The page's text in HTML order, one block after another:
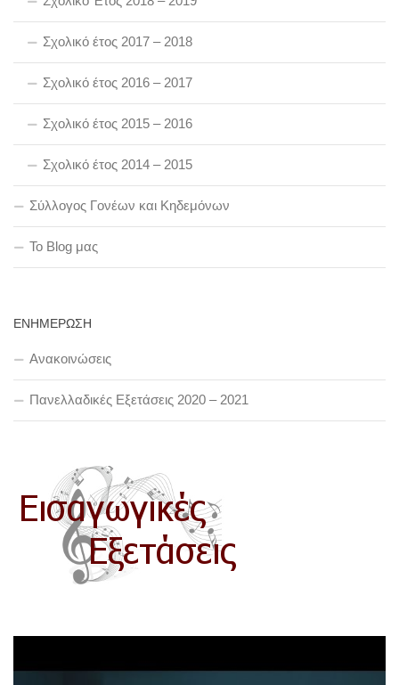
Σχολικό έτος 2017 – 2018
Σχολικό έτος 2016 – 2017
Σχολικό έτος 2015 – 2016
Σχολικό έτος 2014 – 2015
Σύλλογος Γονέων και Κηδεμόνων
To Blog μας
ΕΝΗΜΕΡΩΣΗ
Ανακοινώσεις
Πανελλαδικές Εξετάσεις 2020 – 2021